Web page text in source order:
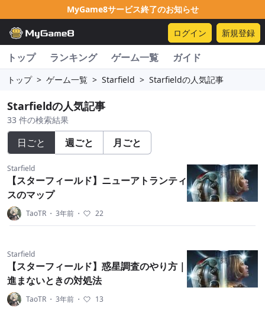
MyGame8サービス終了のお知らせ
ログイン 新規登録
トップ ランキング ゲーム一覧 ガイド
トップ > ゲーム一覧 > Starfield > Starfieldの人気記事
Starfieldの人気記事
33 件の検索結果
日ごと 週ごと 月ごと
Starfield
【スターフィールド】ニューアトランティ
スのマップ
TaoTR ・ 3年前 ・ 22
Starfield
【スターフィールド】惑星調査のやり方｜
進まないときの対処法
TaoTR ・ 3年前 ・ 13